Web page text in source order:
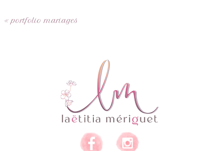
« portfolio mariages